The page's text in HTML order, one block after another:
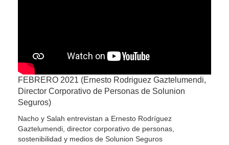
FEBRERO 2021 (Ernesto Rodriguez Gaztelumendi,
Director Corporativo de Personas de Solunion
Seguros)
Nacho y Salah entrevistan a Ernesto Rodríguez
Gaztelumendi, director corporativo de personas,
sostenibilidad y medios de Solunion Seguros